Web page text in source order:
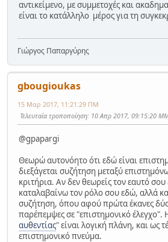
αντικείμενο, με συμμετοχές και
είναι το κατάλληλο μέρος για τη
Γιώργος Παπαργύρης
gbougioukas
15 Μαρ 2017, 11:21:29 ΠΜ
Τελευταία τροποποίηση: 10 Απρ 2017, 09:15:20
@gpapargi
Θεωρώ αυτονόητο ότι εδώ είναι
διεξάγεται συζήτηση μεταξύ
κριτήρια. Αν δεν θεωρείς τον εαυτό
καταλαβαίνω τον ρόλο σου εδώ, αλλά
συζήτηση, όπου αφού πρώτα έκανες
παρέπεμψες σε "επιστημονικό έλεγχο".
αυθεντίας" είναι λογική πλάνη, και ως
επιστημονικό πνεύμα.